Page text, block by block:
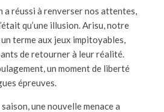
a réussi à renverser nos attentes,
qu’une illusion. Arisu, notre
terme aux jeux impitoyables,
de retourner à leur réalité.
un moment de liberté
épreuves.
une nouvelle menace a